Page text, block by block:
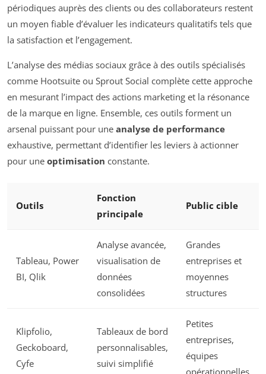
périodiques auprès des clients ou des collaborateurs restent
un moyen fiable d’évaluer les indicateurs qualitatifs tels que
la satisfaction et l’engagement.
L’analyse des médias sociaux grâce à des outils spécialisés
comme Hootsuite ou Sprout Social complète cette approche
en mesurant l’impact des actions marketing et la résonance
de la marque en ligne. Ensemble, ces outils forment un
arsenal puissant pour une analyse de performance
exhaustive, permettant d’identifier les leviers à actionner
pour une optimisation constante.
Outils
Fonction
principale
Public cible
Tableau, Power
BI, Qlik
Analyse avancée,
visualisation de
données
consolidées
Grandes
entreprises et
moyennes
structures
Klipfolio,
Geckoboard,
Cyfe
Tableaux de bord
personnalisables,
suivi simplifié
Petites
entreprises,
équipes
opérationnelles